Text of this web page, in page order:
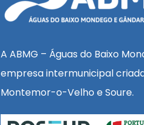
A ABMG – Águas do Baixo
empresa intermunicipal
Montemor-o-Velho e Soure.